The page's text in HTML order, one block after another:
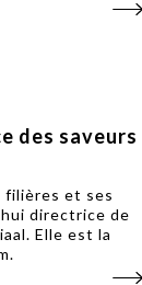
des saveurs
filières et ses
directrice de
Elle est la